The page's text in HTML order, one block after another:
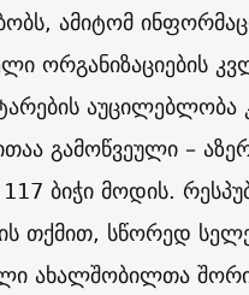
ამიტომ
ორგანიზაციების
აუცილებლობა
გამოწვეული –
ბიჭი მოდის.
თქმით, სწორედ
ახალშობილთა